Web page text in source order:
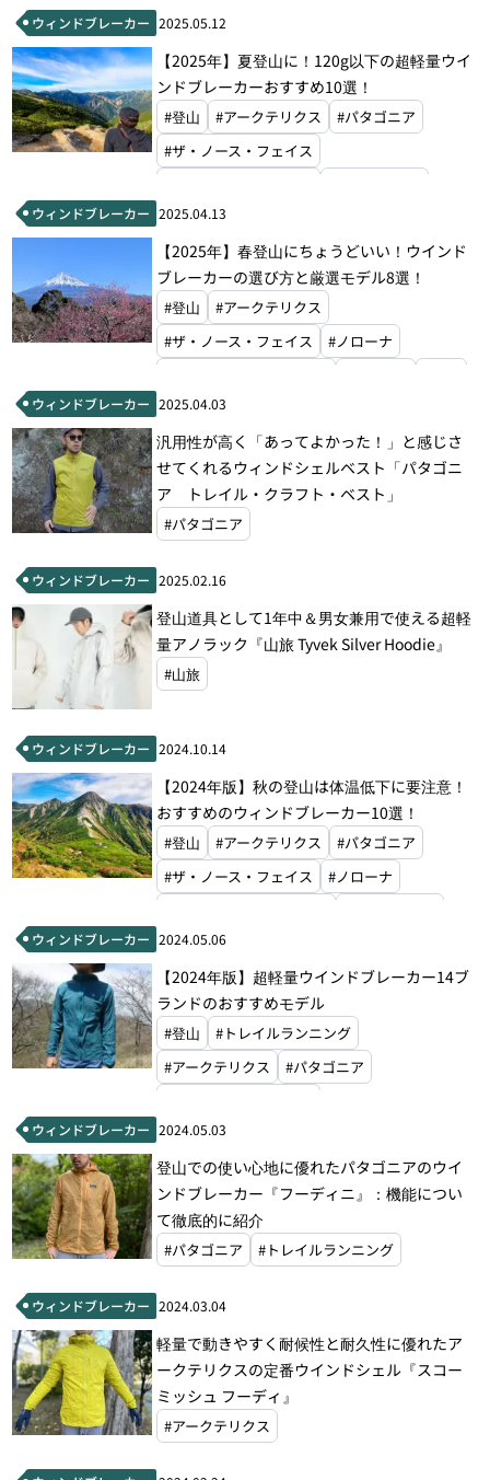
ウィンドブレーカー 2025.05.12
【2025年】夏登山に！120g以下の超軽量ウイ
ンドブレーカーおすすめ10選！
#登山 #アークテリクス
#パタゴニア
#ザ・ノース・フェイス
#マイルストーン
ウィンドブレーカー 2025.04.13
【2025年】春登山にちょうどいい！ウインド
ブレーカーの選び方と厳選モデル8選！
#登山
#アークテリクス
#ザ・ノース・フェイス
#ノローナ
ウィンドブレーカー 2025.04.03
汎用性が高く「あってよかった！」と感じさ
せてくれるウィンドシェルベスト「パタゴニ
ア トレイル・クラフト・ベスト」
#パタゴニア
ウィンドブレーカー 2025.02.16
登山道具として1年中＆男女兼用で使える超軽
量アノラック『山旅 Tyvek Silver Hoodie』
#山旅
ウィンドブレーカー 2024.10.14
【2024年版】秋の登山は体温低下に要注意！
おすすめのウィンドブレーカー10選！
#登山 #アークテリクス
#パタゴニア
#ザ・ノース・フェイス
#ノローナ
#アクシーズクイン
#モンベル
#ラブ
ウィンドブレーカー 2024.05.06
【2024年版】超軽量ウインドブレーカー14ブ
ランドのおすすめモデル
#登山
#トレイルランニング
#アークテリクス
#パタゴニア
#ブラックダイヤモンド
#ティートンブロス
#マウンテンハードウェア
#ホグロフス
#オーエムエム
#アクシーズクイン
#マイルストーン
#モンベル
#ラブ
ウィンドブレーカー 2024.05.03
登山での使い心地に優れたパタゴニアのウイ
ンドブレーカー『フーディニ』：機能につい
て徹底的に紹介
#パタゴニア #トレイルランニング
ウィンドブレーカー 2024.03.04
軽量で動きやすく耐候性と耐久性に優れたア
ークテリクスの定番ウインドシェル『スコー
ミッシュ フーディ』
#アークテリクス